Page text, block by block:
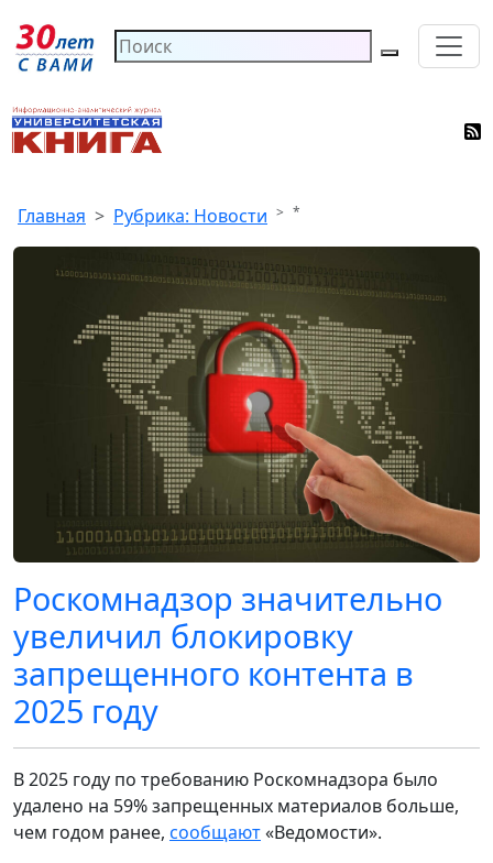
Главная Рубрика: Новости *
Роскомнадзор значительно
увеличил блокировку
запрещенного контента в
2025 году
В 2025 году по требованию Роскомнадзора было
удалено на 59% запрещенных материалов больше,
чем годом ранее, сообщают«Ведомости».